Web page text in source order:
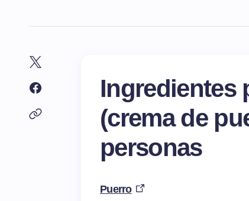
Ingredientes
(crema de
personas
Puerro